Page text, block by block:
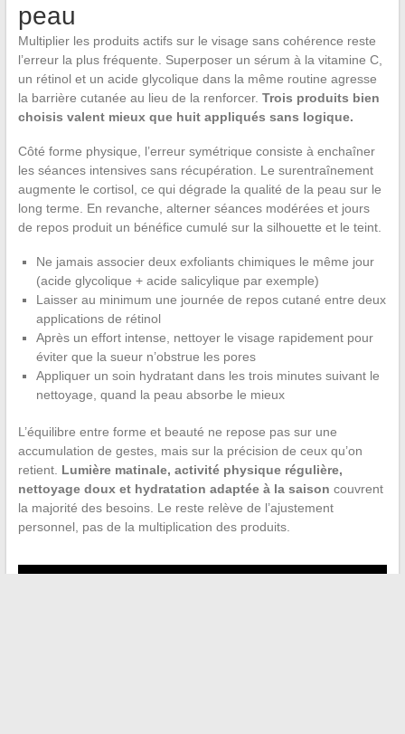
peau
Multiplier les produits actifs sur le visage sans cohérence reste
l’erreur la plus fréquente. Superposer un sérum à la vitamine C,
un rétinol et un acide glycolique dans la même routine agresse
la barrière cutanée au lieu de la renforcer. Trois produits bien
choisis valent mieux que huit appliqués sans logique.
Côté forme physique, l’erreur symétrique consiste à enchaîner
les séances intensives sans récupération. Le surentraînement
augmente le cortisol, ce qui dégrade la qualité de la peau sur le
long terme. En revanche, alterner séances modérées et jours
de repos produit un bénéfice cumulé sur la silhouette et le teint.
Ne jamais associer deux exfoliants chimiques le même jour
(acide glycolique + acide salicylique par exemple)
Laisser au minimum une journée de repos cutané entre deux
applications de rétinol
Après un effort intense, nettoyer le visage rapidement pour
éviter que la sueur n’obstrue les pores
Appliquer un soin hydratant dans les trois minutes suivant le
nettoyage, quand la peau absorbe le mieux
L’équilibre entre forme et beauté ne repose pas sur une
accumulation de gestes, mais sur la précision de ceux qu’on
retient. Lumière matinale, activité physique régulière,
nettoyage doux et hydratation adaptée à la saison couvrent
la majorité des besoins. Le reste relève de l’ajustement
personnel, pas de la multiplication des produits.